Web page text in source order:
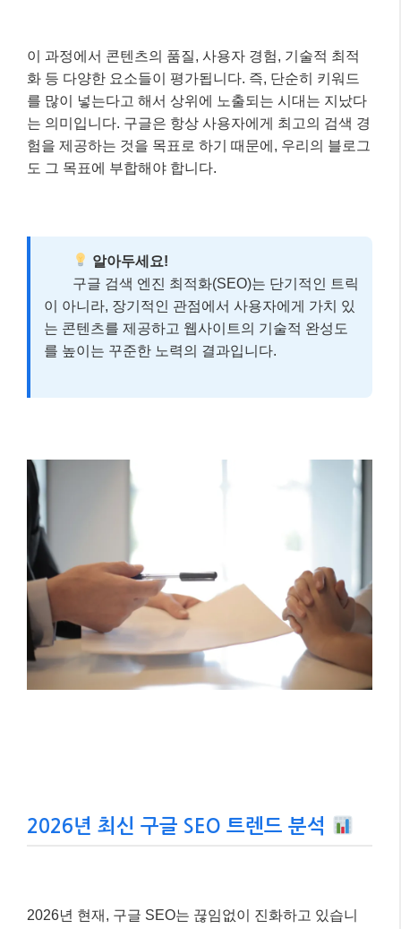
이 과정에서 콘텐츠의 품질, 사용자 경험, 기술적 최적
화 등 다양한 요소들이 평가됩니다. 즉, 단순히 키워드
를 많이 넣는다고 해서 상위에 노출되는 시대는 지났다
는 의미입니다. 구글은 항상 사용자에게 최고의 검색 경
험을 제공하는 것을 목표로 하기 때문에, 우리의 블로그
도 그 목표에 부합해야 합니다.
알아두세요!
구글 검색 엔진 최적화(SEO)는 단기적인 트릭
이 아니라, 장기적인 관점에서 사용자에게 가치 있
는 콘텐츠를 제공하고 웹사이트의 기술적 완성도
를 높이는 꾸준한 노력의 결과입니다.
2026년 최신 구글 SEO 트렌드 분석
2026년 현재, 구글 SEO는 끊임없이 진화하고 있습니